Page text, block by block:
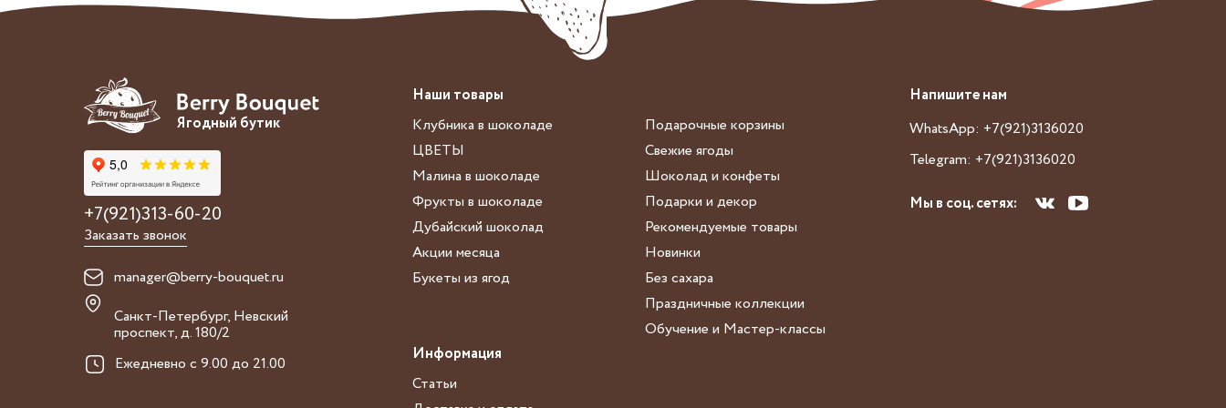
Ягодный бутик
+7(921)313-60-20
Заказать звонок
manager@berry-bouquet.ru
Санкт-Петербург, Невский
проспект, д. 180/2
Ежедневно с 9.00 до 21.00
Наши товары
Клубника в шоколаде
ЦВЕТЫ
Малина в шоколаде
Фрукты в шоколаде
Дубайский шоколад
Акции месяца
Букеты из ягод
Информация
Статьи
Подарочные корзины
Свежие ягоды
Шоколад и конфеты
Подарки и декор
Рекомендуемые товары
Новинки
Без сахара
Праздничные коллекции
Обучение и Мастер-классы
Напишите нам
WhatsApp: +7(921)3136020
Telegram: +7(921)3136020
Мы в соц. сетях: